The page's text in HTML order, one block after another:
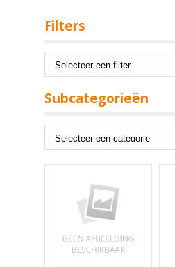
Filters
Subcategorieën